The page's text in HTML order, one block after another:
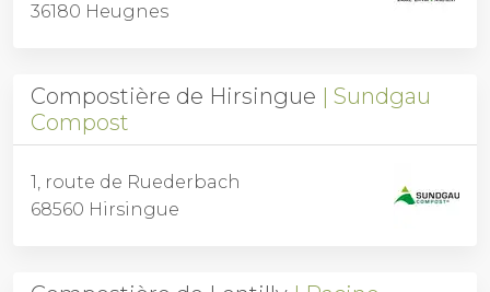
36180 Heugnes
Compostière de Hirsingue
Sundgau
Compost
1, route de Ruederbach
68560 Hirsingue